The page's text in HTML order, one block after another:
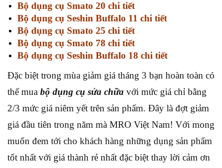
Bộ dụng cụ Smato 20 chi tiết
Bộ dụng cụ Seshin Buffalo 11 chi tiết
Bộ dụng cụ Smato 25 chi tiết
Bộ dụng cụ Smato 78 chi tiết
Bộ dụng cụ Seshin Buffalo 18 chi tiết
Đặc biệt trong mùa giảm giá tháng 3 bạn hoàn toàn có
thể mua bộ dụng cụ sửa chữa với mức giá chỉ bằng
2/3 mức giá niêm yết trên sản phẩm. Đây là đợt giảm
giá đầu tiên trong năm mà MRO Việt Nam! Với mong
muốn đem tới cho khách hàng những dụng sản phẩm
tốt nhất với giá thành rẻ nhất đặc biệt thay lời cảm ơn